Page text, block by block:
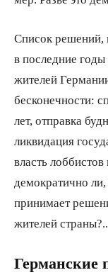
Список решений,
в последние
жителей
бесконечности:
лет, отправка
ликвидация
власть
демократично ли,
принимает
жителей страны?..
Германские